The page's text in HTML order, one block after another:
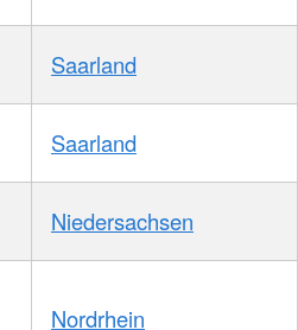
Saarland
Saarland
Niedersachsen
Nordrhein